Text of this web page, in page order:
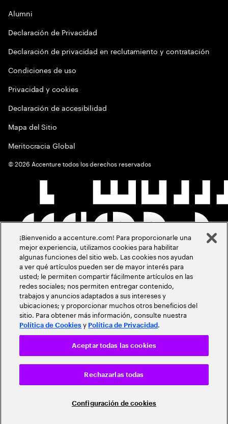
Alumni
Declaración de Privacidad
Declaración de privacidad en reclutamiento y contratación
Condiciones de uso
Privacidad y cookies
Declaración de accesibilidad
Mapa del Sitio
Meritocracia Global
©2026 Accenture todos los derechos reservados
¡Bienvenido a accenture.com! Para proporcionarle una
mejor experiencia, utilizamos cookies para habilitar
algunas funciones del sitio web. Las cookies nos ayudan
a ver qué artículos pueden ser de mayor interés para
usted; le permiten compartir fácilmente artículos en las
redes sociales; nos permiten entregar contenido,
trabajos y anuncios adaptados a sus intereses y
ubicaciones; y proporcionar muchos otros beneficios del
sitio. Para obtener más información, consulte nuestra
Política de Cookies y Política de Privacidad .
Configuración de cookies
Rechazarlas todas
Aceptar todas las cookies